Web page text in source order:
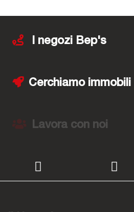
I negozi Bep's
Cerchiamo immobili
Lavora con noi